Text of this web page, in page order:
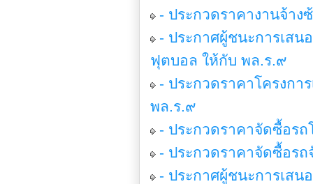
- ประกวดราคางานจ้า
- ประกาศผู้ชนะการเส
ฟุตบอล ให้กับ พล.ร.๙
- ประกวดราคาโครงก
พล.ร.๙
- ประกวดราคาจัดซื้อร
- ประกวดราคาจัดซื้อร
- ประกาศผู้ชนะการเสน